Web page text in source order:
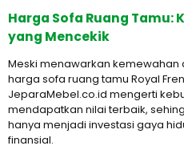
Harga Sofa Ruang Tamu:
yang Mencekik
Meski menawarkan kemewahan
harga sofa ruang tamu Royal
JeparaMebel.co.id mengerti
mendapatkan nilai terbaik,
hanya menjadi investasi gaya
finansial.